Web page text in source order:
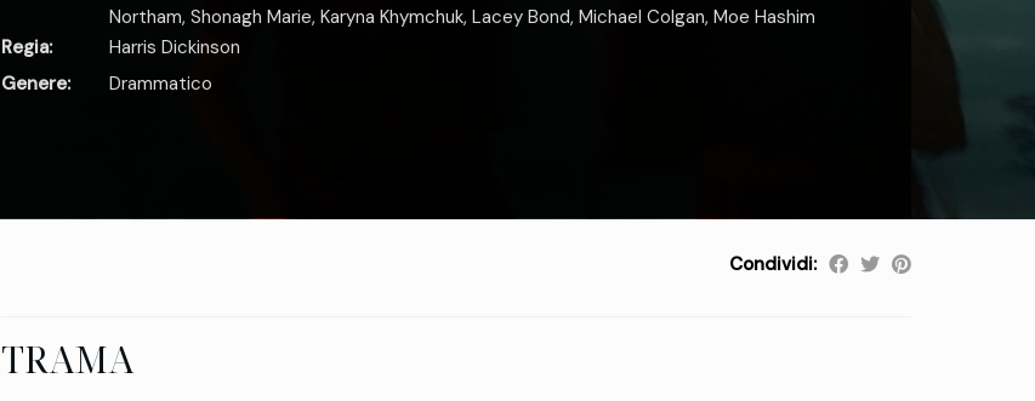
Northam, Shonagh Marie, Karyna Khymchuk, Lacey Bond, Michael Colgan, Moe Hashim
Regia:
Harris Dickinson
Genere:
Drammatico
Condividi:
TRAMA